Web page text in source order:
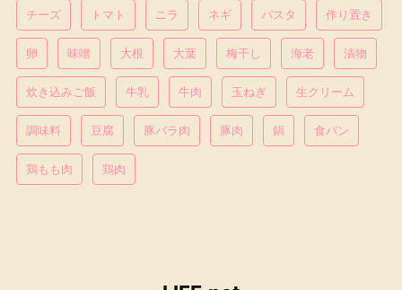
チーズ トマト ニラ ネギ パスタ 作り置き
卵 味噌 大根 大葉 梅干し 海老 漬物
炊き込みご飯 牛乳 牛肉 玉ねぎ 生クリーム
調味料 豆腐 豚バラ肉 豚肉 鍋 食パン
鶏もも肉 鶏肉